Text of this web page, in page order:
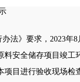
法》要求， 2023年8
安全储存项目竣工
目进行验收现场检